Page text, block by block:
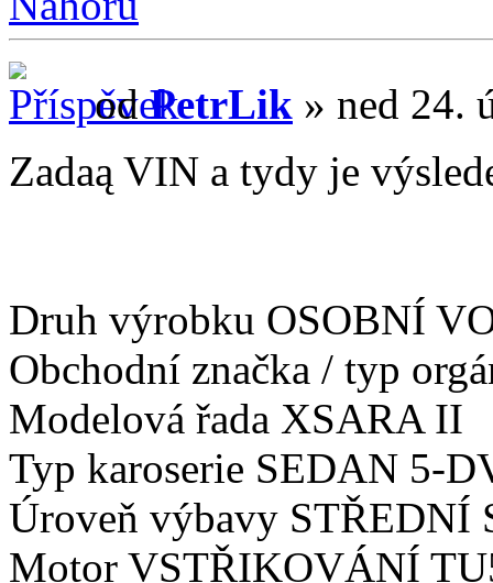
odPetrLik » ned 24.
Zadaą VIN a tydy je
Druh výrobku OSOBNÍ
Obchodní značka / typ
Modelová řada XSARA II
Typ karoserie SEDAN 5-
Úroveň výbavy STŘEDNÍ
Motor VSTŘIKOVÁNÍ